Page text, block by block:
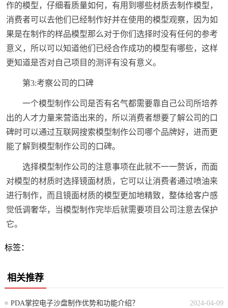
作的模型，仔细看质量如何，有用到哪些材质去制作模型，
消费者可以去他们已经制作好并在使用的模型观察，因为如
果是在制作的样品模型那么对于你们选择时没有任何的参考
意义，所以可以知道他们已经合作成功的模型有哪些，这样
更知道是否对自己项目的测评有没有意义。
第3:考察公司的口碑
一个模型制作公司是否有名气都需要靠自己公司所培养
出的人才力量来营造出来的，所以消费者想要了解公司的口
碑时可以通过互联网搜索模型制作公司哪个品牌好，进而更
能了解到模型制作公司的口碑。
选择模型制作公司的注意事项在此就不一一赘诉，而面
对模型的材质时选择镜面材质，它可以让消费者通过喷油来
进行制作，而且镜面材质的模型更加地精致，整体给客户感
觉低调奢华，当模型制作完毕后就需要项目公司注意去保护
它。
标签：
相关推荐
2024-04-09
PDA掌控电子沙盘制作优势和功能介绍？